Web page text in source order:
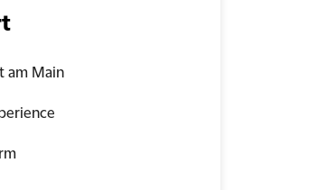
am Main